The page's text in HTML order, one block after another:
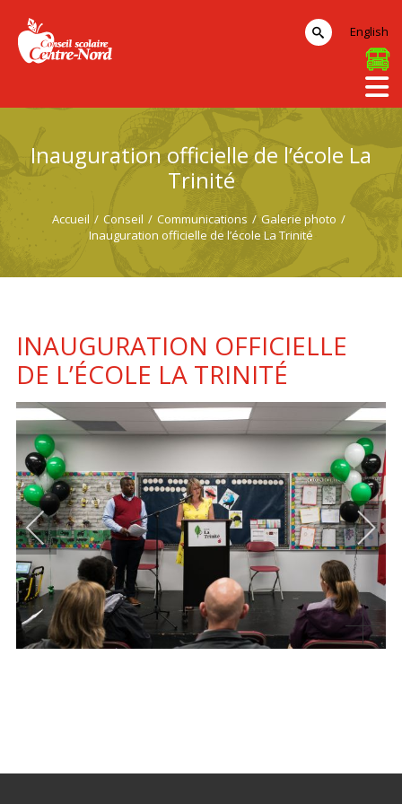
Inauguration officielle de l’école La
Trinité
Accueil / Conseil / Communications / Galerie photo /
Inauguration officielle de l’école La Trinité
INAUGURATION OFFICIELLE
DE L’ÉCOLE LA TRINITÉ
English